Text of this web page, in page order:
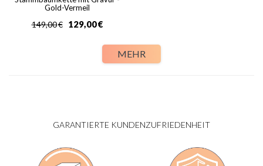
Gold-Vermeil
€
149,00 €
129,00
MEHR
GARANTIERTE KUNDENZUFRIEDENHEIT